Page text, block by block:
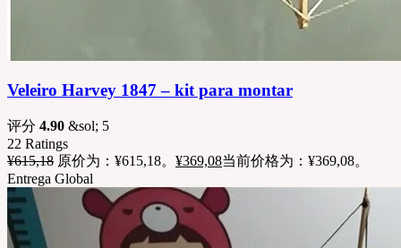
Veleiro Harvey 1847 – kit para montar
评分 4.90 &sol; 5
22 Ratings
¥615,18 原价为：¥615,18。 ¥369,08当前价格为：¥369,08。
Entrega Global